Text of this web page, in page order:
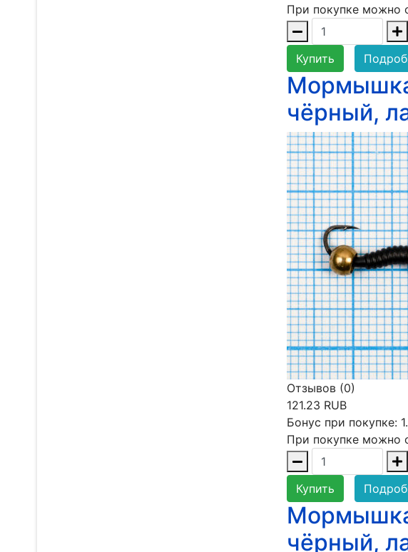
При покупке можно
Купить
чёрный,
Отзывов (0)
121.23 RUB
Бонус при покупке:
При покупке можно
Купить
чёрный,